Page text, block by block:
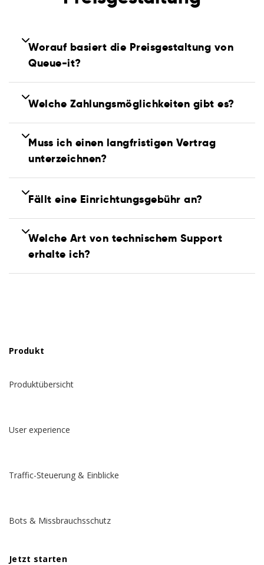
Worauf basiert die Preisgestaltung von
Queue-it?
Welche Zahlungsmöglichkeiten gibt es?
Muss ich einen langfristigen Vertrag
unterzeichnen?
Fällt eine Einrichtungsgebühr an?
Welche Art von technischem Support
erhalte ich?
Produkt
Produktübersicht
User experience
Traffic-Steuerung & Einblicke
Bots & Missbrauchsschutz
Jetzt starten